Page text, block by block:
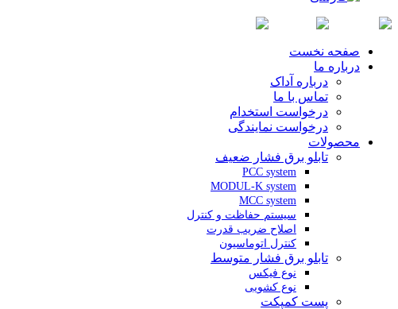
صفحه نخست
درباره ما
درباره آداک
تماس با ما
درخواست استخدام
درخواست نمایندگی
محصولات
تابلو برق فشار ضعیف
PCC system
MODUL-K system
MCC system
سیستم حفاظت و کنترل
اصلاح ضریب قدرت
کنترل اتوماسیون
تابلو برق فشار متوسط
نوع فیکس
نوع کشویی
پست کمپکت